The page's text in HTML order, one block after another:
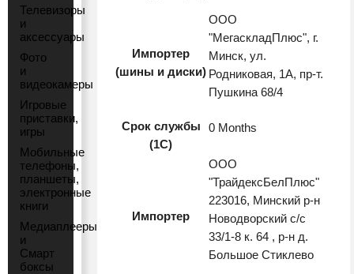
Телевизоры
и
аксессуары
Фото
и
видеокамеры
Игровые
приставки,
игры
Мобильные
телефоны,
планшеты,
электронные
книги
Медиаплееры
и
Смарт
боксы
Импортер
(шины и диски)
ООО
"МегаскладПлюс", г.
Минск, ул.
Родниковая, 1А, пр-т.
Пушкина 68/4
Срок службы
(1С)
0 Months
Импортер
ООО
"ТрайдексБелПлюс"
223016, Минский р-н
Новодворский с/с
33/1-8 к. 64 , р-н д.
Большое Стиклево